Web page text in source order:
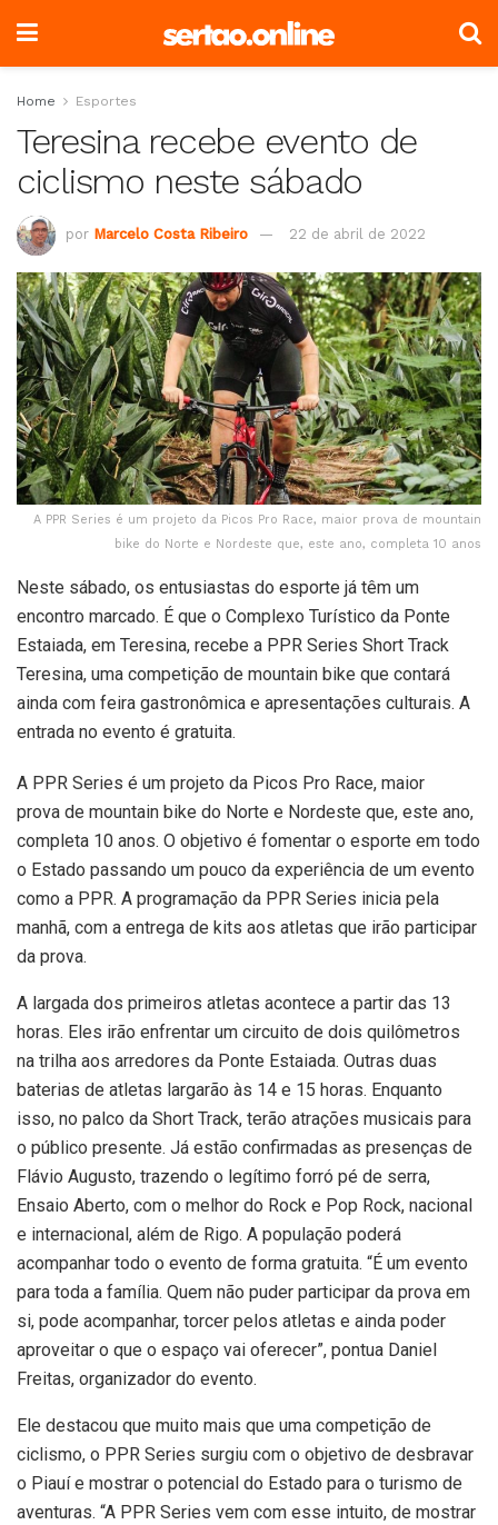
Home Esportes
Teresina recebe evento de
ciclismo neste sábado
por Marcelo Costa Ribeiro 22 de abril de 2022
A PPR Series é um projeto da Picos Pro Race, maior prova de mountain
bike do Norte e Nordeste que, este ano, completa 10 anos
Neste sábado, os entusiastas do esporte já têm um
encontro marcado. É que o Complexo Turístico da Ponte
Estaiada, em Teresina, recebe a PPR Series Short Track
Teresina, uma competição de mountain bike que contará
ainda com feira gastronômica e apresentações culturais. A
entrada no evento é gratuita.
A PPR Series é um projeto da Picos Pro Race, maior
prova de mountain bike do Norte e Nordeste que, este ano,
completa 10 anos. O objetivo é fomentar o esporte em todo
o Estado passando um pouco da experiência de um evento
como a PPR. A programação da PPR Series inicia pela
manhã, com a entrega de kits aos atletas que irão participar
da prova.
A largada dos primeiros atletas acontece a partir das 13
horas. Eles irão enfrentar um circuito de dois quilômetros
na trilha aos arredores da Ponte Estaiada. Outras duas
baterias de atletas largarão às 14 e 15 horas. Enquanto
isso, no palco da Short Track, terão atrações musicais para
o público presente. Já estão confirmadas as presenças de
Flávio Augusto, trazendo o legítimo forró pé de serra,
Ensaio Aberto, com o melhor do Rock e Pop Rock, nacional
e internacional, além de Rigo. A população poderá
acompanhar todo o evento de forma gratuita. “É um evento
para toda a família. Quem não puder participar da prova em
si, pode acompanhar, torcer pelos atletas e ainda poder
aproveitar o que o espaço vai oferecer”, pontua Daniel
Freitas, organizador do evento.
Ele destacou que muito mais que uma competição de
ciclismo, o PPR Series surgiu com o objetivo de desbravar
o Piauí e mostrar o potencial do Estado para o turismo de
aventuras. “A PPR Series vem com esse intuito, de mostrar